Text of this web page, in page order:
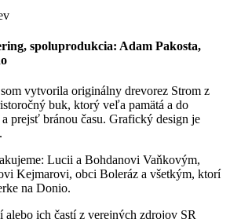
spoluprodukcia: Adam Pakosta,
vytvorila originálny drevorez Strom z
buk, ktorý veľa pamätá a do
prejsť bránou času. Grafický design je
Lucii a Bohdanovi Vaňkovým,
Kejmarovi, obci Boleráz a všetkým, ktorí
na Donio.
ich častí z verejných zdrojov SR